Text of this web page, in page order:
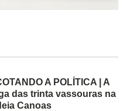
A POLÍTICA | A
das trinta vassouras na
Canoas